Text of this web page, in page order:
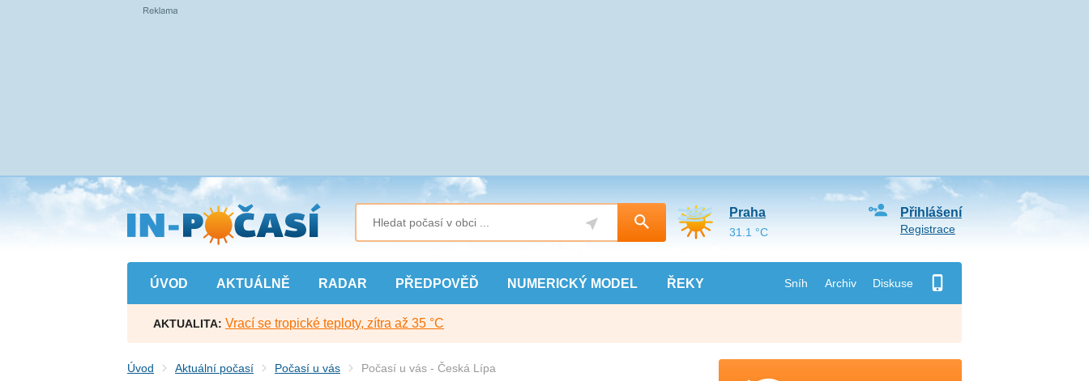
Přejít
na
hlavní
obsah
ÚVOD AKTUÁLNĚ RADAR PŘEDPOVĚĎ NUMERICKÝ MODEL ŘEKY Sníh Archiv Diskuse
Přihlášení
Registrace
Praha
31.1 °C
AKTUALITA: Vrací se tropické teploty, zítra až 35 °C
Úvod Aktuální počasí Počasí u vás Počasí u vás - Česká Lípa